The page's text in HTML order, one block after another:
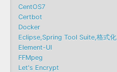
CentOS7
Certbot
Docker
Eclipse,Spring Tool Suite,格式化
Element-UI
FFMpeg
Let's Encrypt